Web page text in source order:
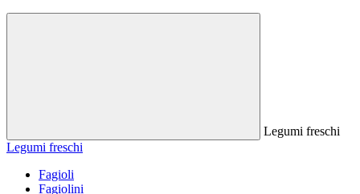
Legumi freschi
Legumi freschi
Fagioli
Fagiolini